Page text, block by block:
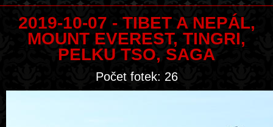
2019-10-07 - TIBET A NEPÁL,
MOUNT EVEREST, TINGRI,
PELKU TSO, SAGA
Počet fotek: 26